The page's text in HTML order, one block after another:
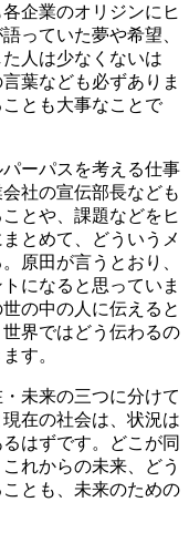
企業のオリジンにヒ
っていた夢や希望、
人は少なくないは
葉なども必ずありま
とも大事なことで
ーパスを考える仕事
社の宣伝部長なども
とや、課題などをヒ
とめて、どういうメ
原田が言うとおり、
になると思っていま
の中の人に伝えると
界ではどう伝わるの
す。
未来の三つに分けて
在の社会は、状況は
はずです。どこが同
れからの未来、どう
とも、未来のための